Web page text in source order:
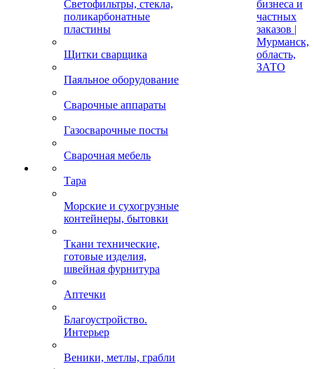
Светофильтры, стекла,
поликарбонатные
пластины
Щитки сварщика
Паяльное оборудование
Сварочные аппараты
Газосварочные посты
Сварочная мебель
Тара
Морские и сухогрузные
контейнеры, бытовки
Ткани технические,
готовые изделия,
швейная фурнитура
Аптечки
Благоустройство.
Интерьер
Веники, метлы, грабли
бизнеса и
частных
заказов |
Мурманск,
область,
ЗАТО